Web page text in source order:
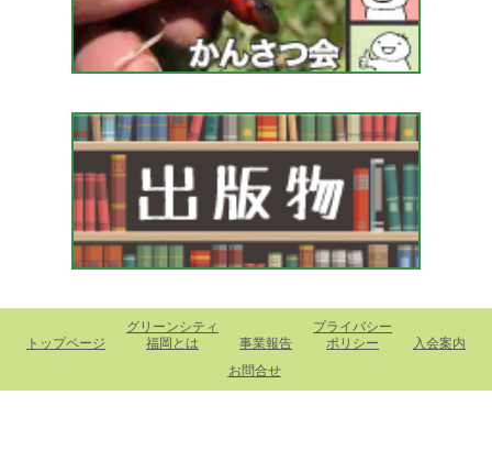
トップページ
グリーンシティ
福岡とは
事業報告
プライバシー
ポリシー
入会案内
お問合せ